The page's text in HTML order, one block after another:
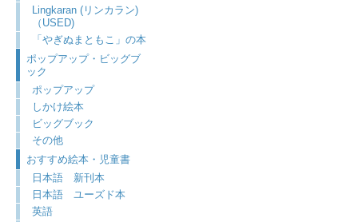
Lingkaran (リンカラン)
（USED)
「やぎぬまともこ」の本
ポップアップ・ビッグブ
ック
ポップアップ
しかけ絵本
ビッグブック
その他
おすすめ絵本・児童書
日本語 新刊本
日本語 ユーズド本
英語